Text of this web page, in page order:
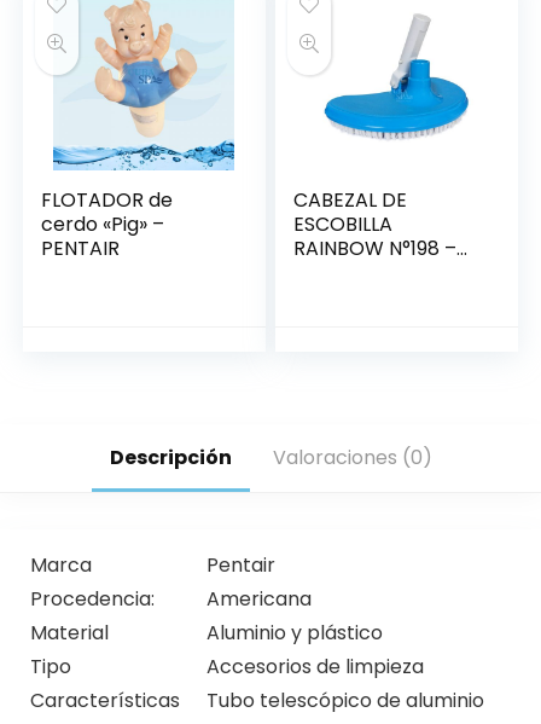
FLOTADOR de
cerdo «Pig» –
PENTAIR
CABEZAL DE
ESCOBILLA
RAINBOW N°198 –
Descripción Valoraciones (0)
Marca
Pentair
Procedencia:
Americana
Material
Aluminio y plástico
Tipo
Accesorios de limpieza
Características
Tubo telescópico de aluminio